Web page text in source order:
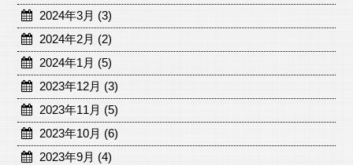
2024年3月 (3)
2024年2月 (2)
2024年1月 (5)
2023年12月 (3)
2023年11月 (5)
2023年10月 (6)
2023年9月 (4)